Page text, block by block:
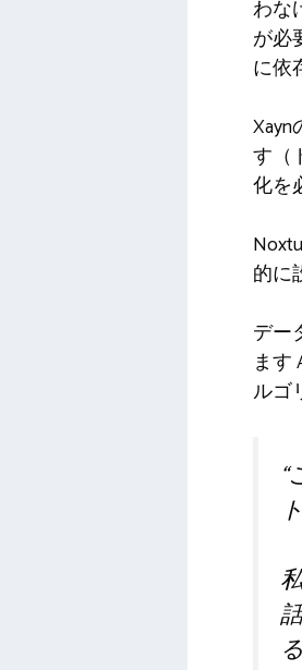
わな
が必
に依
す（
化を
的に
デー
ます
ルゴ
“